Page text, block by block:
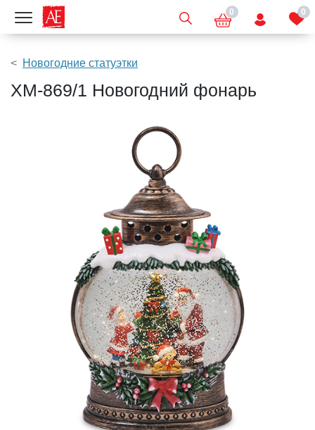
Показать меню 0 0
Новогодние статуэтки
XM-869/1 Новогодний фонарь